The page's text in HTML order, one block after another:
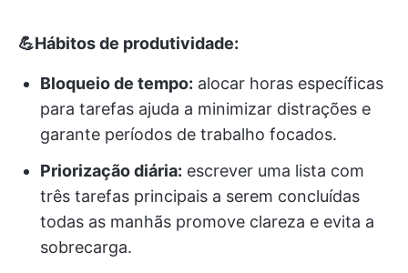
💪Hábitos de produtividade:
Bloqueio de tempo: alocar horas específicas
para tarefas ajuda a minimizar distrações e
garante períodos de trabalho focados.
Priorização diária: escrever uma lista com
três tarefas principais a serem concluídas
todas as manhãs promove clareza e evita a
sobrecarga.